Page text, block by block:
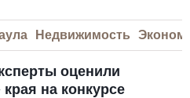
Недвижимость
оценили
на конкурсе